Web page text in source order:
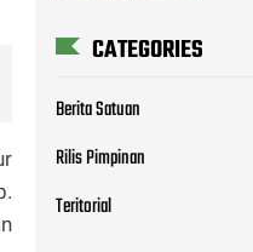
CATEGORIES
Berita Satuan
Rilis Pimpinan
Teritorial